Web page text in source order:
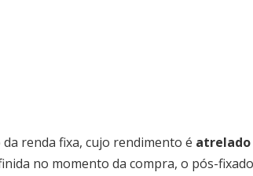
renda fixa, cujo rendimento é atrelado
no momento da compra, o pós-